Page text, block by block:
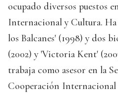
ocupado diversos puestos
Internacional y Cultura. Ha
los Balcanes' (1998) y dos
(2002) y 'Victoria Kent'
trabaja como asesor en la
Cooperación